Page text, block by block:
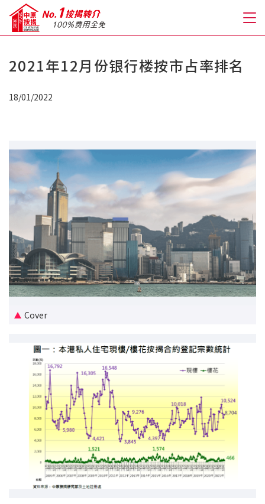
关于我们
免费房贷转介服务
免费开户转介服务
私人贷款
优惠礼遇
新盘优越按揭优惠
中原按揭标签优惠
按揭工具
按揭计算
转按计算
置业预算
供款年期计算
2021年12月份银行楼按市占率排名
18/01/2022
Cover